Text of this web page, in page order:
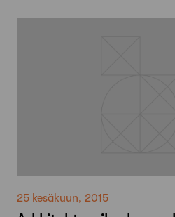
25 kesäkuun, 2015